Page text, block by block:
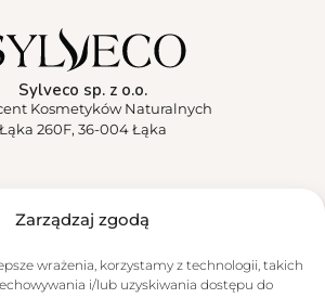
Zarządzaj zgodą
wrażenia, korzystamy z technologii, takich
i/lub uzyskiwania dostępu do
Sylveco sp. z o.o.
Kosmetyków Naturalnych
Łąka 260F, 36-004 Łąka
Aktualności
Obsługa klienta